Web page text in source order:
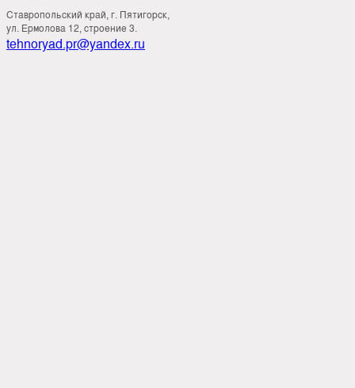
Ставропольский край, г. Пятигорск,
ул. Ермолова 12, строение 3.
tehnoryad.pr@yandex.ru